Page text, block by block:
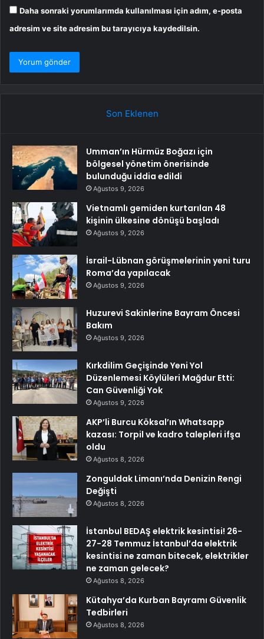
Daha sonraki yorumlarımda kullanılması için adım, e-posta
adresim ve site adresim bu tarayıcıya kaydedilsin.
Son Eklenen
Umman’ın Hürmüz Boğazı için
bölgesel yönetim önerisinde
bulunduğu iddia edildi
Ağustos 9, 2026
Vietnamlı gemiden kurtarılan 48
kişinin ülkesine dönüşü başladı
Ağustos 9, 2026
İsrail-Lübnan görüşmelerinin yeni turu
Roma’da yapılacak
Ağustos 9, 2026
Huzurevi Sakinlerine Bayram Öncesi
Bakım
Ağustos 9, 2026
Kırkdilim Geçişinde Yeni Yol
Düzenlemesi Köylüleri Mağdur Etti:
Can Güvenliği Yok
Ağustos 9, 2026
AKP’li Burcu Köksal’ın Whatsapp
kazası: Torpil ve kadro talepleri ifşa
oldu
Ağustos 8, 2026
Zonguldak Limanı’nda Denizin Rengi
Değişti
Ağustos 8, 2026
İstanbul BEDAŞ elektrik kesintisi! 26-
27-28 Temmuz İstanbul’da elektrik
kesintisi ne zaman bitecek, elektrikler
ne zaman gelecek?
Ağustos 8, 2026
Kütahya’da Kurban Bayramı Güvenlik
Tedbirleri
Ağustos 8, 2026